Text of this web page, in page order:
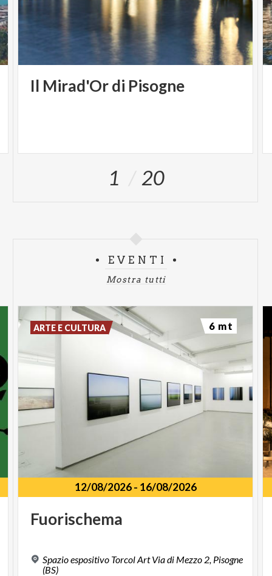
Il Mirad'Ordi Pisogne
1 20
EVENTI
Mostra tutti
12/08/2026- 16/08/2026
Fuorischema
Spazio espositivo Torcol Art Via di Mezzo 2, Pisogne
(BS)
ARTE E CULTURA 6 mt